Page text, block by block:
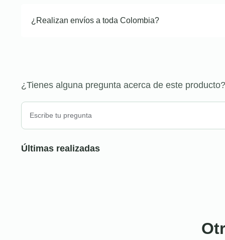
¿Realizan envíos a toda Colombia?
¿Tienes alguna pregunta acerca de este producto?
Últimas realizadas